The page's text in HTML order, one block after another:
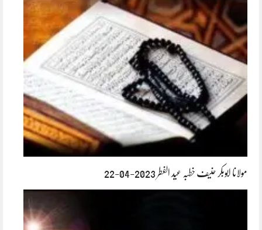
مولانا ابوبکر حنیف خطبہ عید الفطر 2023-04-22